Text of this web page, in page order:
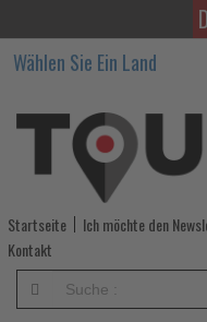
Hondius-
Einsatz
führt
auf
Teneriffa
kaum
zu
Wählen Sie Ein Land
Startseite Ich möchte den
Kontakt